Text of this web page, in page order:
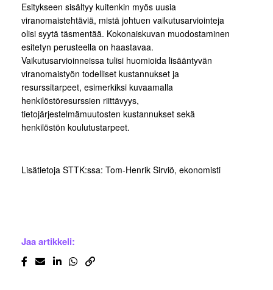
Esitykseen sisältyy kuitenkin myös uusia
viranomaistehtäviä, mistä johtuen vaikutusarviointeja
olisi syytä täsmentää. Kokonaiskuvan muodostaminen
esitetyn perusteella on haastavaa.
Vaikutusarvioinneissa tulisi huomioida lisääntyvän
viranomaistyön todelliset kustannukset ja
resurssitarpeet, esimerkiksi kuvaamalla
henkilöstöresurssien riittävyys,
tietojärjestelmämuutosten kustannukset sekä
henkilöstön koulutustarpeet.
Lisätietoja STTK:ssa: Tom-Henrik Sirviö, ekonomisti
Jaa artikkeli: